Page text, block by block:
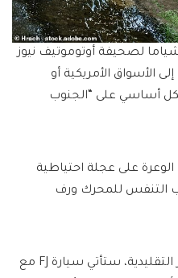
لصحيفة أوتوموتيف نيوز
أنه لا توجد حاليًا “خطط” لدخول FJ إلى الأسواق الأمريكية أو
أساسي على “الجنوب
على عجلة احتياطية
التنفس للمحرك ورف
كما هو الحال مع سيارة لاند كروزر التقليدية، ستأتي سيارة FJ مع